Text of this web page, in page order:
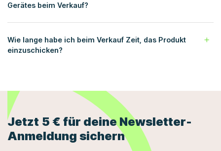
Gerätes beim Verkauf?
Wie lange habe ich beim Verkauf Zeit, das Produkt
einzuschicken?
Jetzt 5 € für deine Newsletter-
Anmeldung sichern